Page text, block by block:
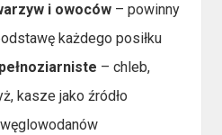
i owoców – powinny
każdego posiłku
– chleb,
kasze jako źródło